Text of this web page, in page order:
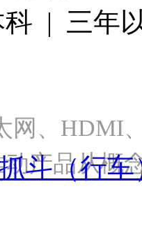
| 三年
网、HDMI
动产品从
斗（行